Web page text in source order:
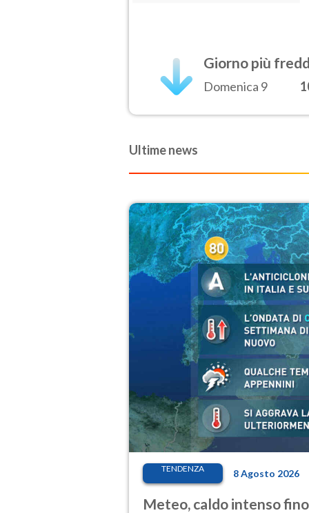
Giorno più
Domenica 9
Ultime news
TENDENZA 8 Agosto 2026
Meteo, caldo intenso